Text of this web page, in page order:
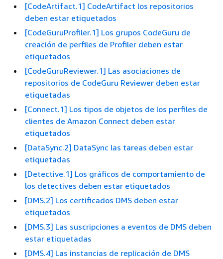
[CodeArtifact.1] CodeArtifact los repositorios
deben estar etiquetados
[CodeGuruProfiler.1] Los grupos CodeGuru de
creación de perfiles de Profiler deben estar
etiquetados
[CodeGuruReviewer.1] Las asociaciones de
repositorios de CodeGuru Reviewer deben estar
etiquetadas
[Connect.1] Los tipos de objetos de los perfiles de
clientes de Amazon Connect deben estar
etiquetados
[DataSync.2] DataSync las tareas deben estar
etiquetadas
[Detective.1] Los gráficos de comportamiento de
los detectives deben estar etiquetados
[DMS.2] Los certificados DMS deben estar
etiquetados
[DMS.3] Las suscripciones a eventos de DMS deben
estar etiquetadas
[DMS.4] Las instancias de replicación de DMS